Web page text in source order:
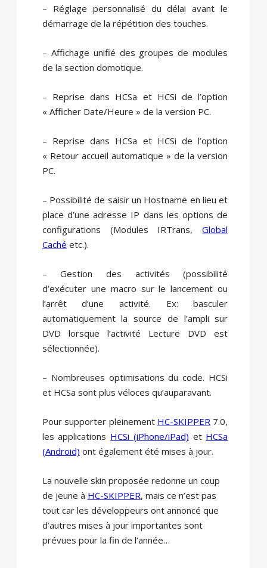
– Réglage personnalisé du délai avant le
démarrage de la répétition des touches.
– Affichage unifié des groupes de modules
de la section domotique.
– Reprise dans HCSa et HCSi de l’option
« Afficher Date/Heure » de la version PC.
– Reprise dans HCSa et HCSi de l’option
« Retour accueil automatique » de la version
PC.
– Possibilité de saisir un Hostname en lieu et
place d’une adresse IP dans les options de
configurations (Modules IRTrans,Global
Caché etc.).
– Gestion des activités (possibilité
d’exécuter une macro sur le lancement ou
l’arrêt d’une activité. Ex: basculer
automatiquement la source de l’ampli sur
DVD lorsque l’activité Lecture DVD est
sélectionnée).
– Nombreuses optimisations du code. HCSi
et HCSa sont plus véloces qu’auparavant.
Pour supporter pleinement HC-SKIPPER7.0,
les applications HCSi (iPhone/iPad) et HCSa
(Android) ont également été mises à jour.
La nouvelle skin proposée redonne un coup
de jeune à HC-SKIPPER, mais ce n’est pas
tout car les développeurs ont annoncé que
d’autres mises à jour importantes sont
prévues pour la fin de l’année…